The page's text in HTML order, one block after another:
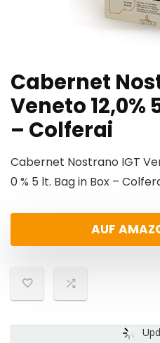
Cabernet
Veneto 12,0%
– Colferai
Cabernet Nostrano IGT
0 % 5 lt. Bag in Box –
AUF